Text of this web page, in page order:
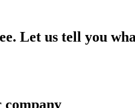
Let us tell you
company